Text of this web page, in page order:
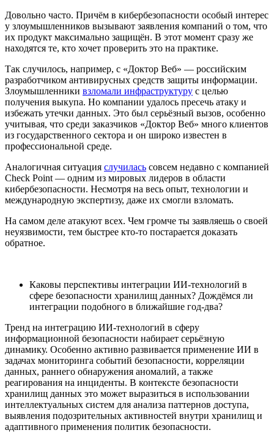
Довольно часто. Причём в кибербезопасности особый интерес
у злоумышленников вызывают заявления компаний о том, что
их продукт максимально защищён. В этот момент сразу же
находятся те, кто хочет проверить это на практике.
Так случилось, например, с «Доктор Веб» — российским
разработчиком антивирусных средств защиты информации.
Злоумышленники взломали инфраструктуру с целью
получения выкупа. Но компании удалось пресечь атаку и
избежать утечки данных. Это был серьёзный вызов, особенно
учитывая, что среди заказчиков «Доктор Веб» много клиентов
из государственного сектора и он широко известен в
профессиональной среде.
Аналогичная ситуация случилась совсем недавно с компанией
Check Point — одним из мировых лидеров в области
кибербезопасности. Несмотря на весь опыт, технологии и
международную экспертизу, даже их смогли взломать.
На самом деле атакуют всех. Чем громче ты заявляешь о своей
неуязвимости, тем быстрее кто-то постарается доказать
обратное.
Каковы перспективы интеграции ИИ-технологий в
сфере безопасности хранилищ данных? Дождёмся ли
интеграции подобного в ближайшие год-два?
Тренд на интеграцию ИИ-технологий в сферу
информационной безопасности набирает серьёзную
динамику. Особенно активно развивается применение ИИ в
задачах мониторинга событий безопасности, корреляции
данных, раннего обнаружения аномалий, а также
реагирования на инциденты. В контексте безопасности
хранилищ данных это может выразиться в использовании
интеллектуальных систем для анализа паттернов доступа,
выявления подозрительных активностей внутри хранилищ и
адаптивного применения политик безопасности.